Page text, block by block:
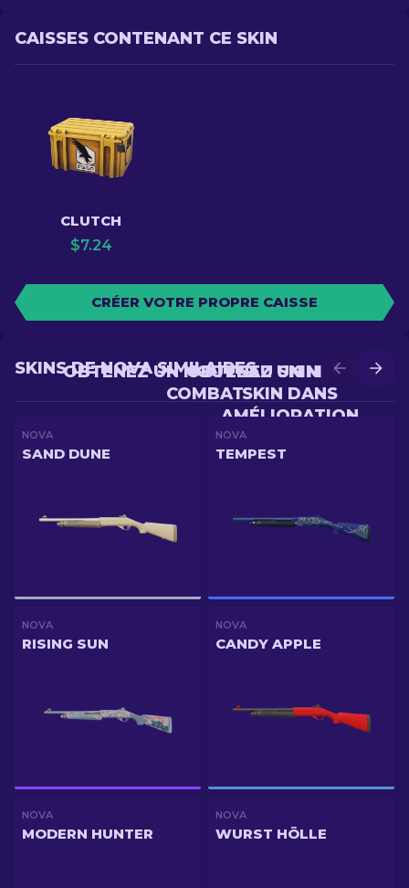
CAISSES CONTENANT CE SKIN
CLUTCH
$7.24
CRÉER VOTRE PROPRE CAISSE
OBTENEZ UN MEILLEUR
SKIN DANS
AMÉLIORATION
OBTENEZ UN NOUVEAU SKIN EN
COMBAT
SKINS DE NOVA SIMILAIRES
NOVA
SAND DUNE
NOVA
TEMPEST
NOVA
RISING SUN
NOVA
CANDY APPLE
NOVA
MODERN HUNTER
NOVA
WURST HÖLLE